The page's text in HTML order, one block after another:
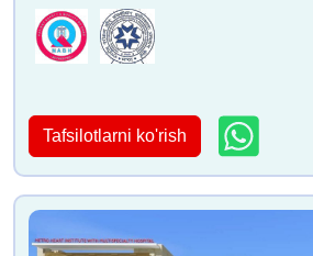
Tafsilotlarni ko'rish